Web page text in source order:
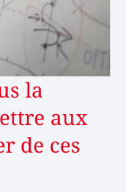
la
aux
de ces